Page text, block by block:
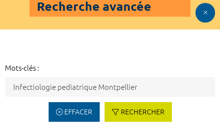
Recherche avancée
Mots-clés :
EFFACER RECHERCHER